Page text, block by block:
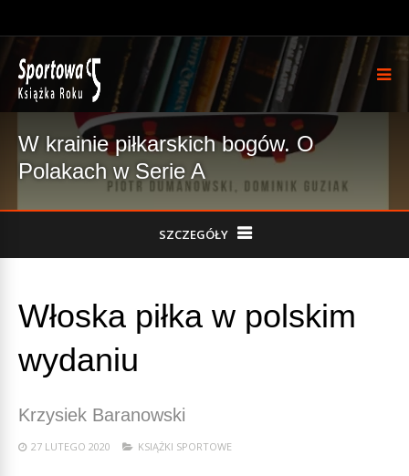
W krainie piłkarskich bogów. O
Polakach w Serie A
SZCZEGÓŁY
Włoska piłka w polskim
wydaniu
Krzysiek Baranowski
27 LUTEGO 2020 KSIĄŻKI SPORTOWE